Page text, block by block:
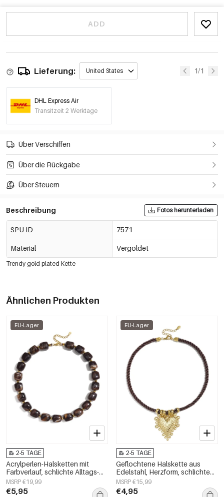
ADD
Lieferung: United States 1/1
DHL Express Air
Transitzeit 2 Werktage
Über Verschiffen
Über die Rückgabe
Über Steuern
Beschreibung Fotos herunterladen
SPU ID 7571
Material Vergoldet
Trendy gold plated Kette
Ähnlichen Produkten
EU-Lager
2-5 TAGE
Acrylperlen-Halsketten mit
Farbverlauf, schlichte Alltags-
Serie, Damenschmuck
MSRP €19,99
€5,95
EU-Lager
2-5 TAGE
Geflochtene Halskette aus
Edelstahl, Herzform, schlichte
Alltags-Serie, Damenschmuck
MSRP €15,99
€4,95